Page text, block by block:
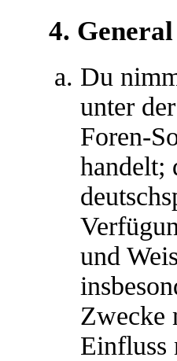
4.
Du
unter
Foren-
handelt;
und
Zwecke
Einfluss